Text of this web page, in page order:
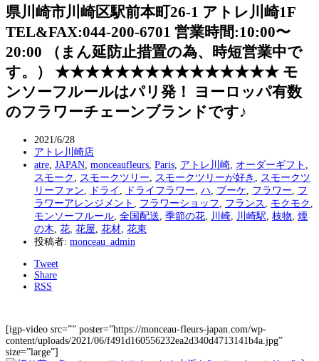
県川崎市川崎区駅前本町26-1 アトレ川崎1F
TEL&FAX:044-200-6701 営業時間:10:00〜
20:00 （まん延防止措置の為、時短営業中で
す。） ★★★★★★★★★★★★★★★ モ
ンソーフルールはパリ発！ ヨーロッパ有数
のフラワーチェーンブランドです♪
2021/6/28
アトレ川崎店
atre JAPAN monceaufleurs Paris アトレ川崎 オーダーギフト
スモーク
スモークツリー スモークツリーが好き
スモークツ
リーファン
ドライ ドライフラワー ハ ブーケ フラワー
フ
ラワーアレンジメント
フラワーショッフ フランス モクモク
モンソーフルール 全国配送 季節の花 川崎 川崎駅 枝物 煙
の木 花 花屋 花材 花束
投稿者: monceau_admin
Tweet
Share
RSS
[igp-video src=”” poster=”https://monceau-fleurs-japan.com/wp-
content/uploads/2021/06/f491d160556232ea2d340d4713141b4a.jpg”
size=”large”]